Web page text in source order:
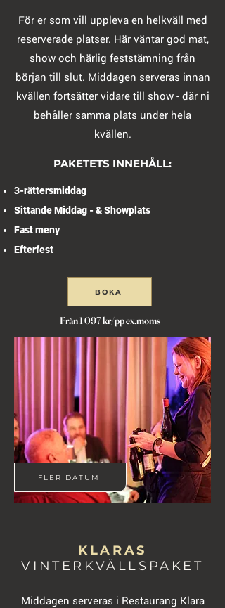
För er som vill uppleva en helkväll med
reserverade platser. Här väntar god mat,
show och härlig feststämning från
början till slut. Middagen serveras innan
kvällen fortsätter vidare till show - där ni
behåller samma plats under hela
kvällen.
PAKETETS INNEHÅLL:
3-rättersmiddag
Sittande Middag - & Showplats
Fast meny
Efterfest
BOKA
Från 1 097 kr/pp ex.moms
FLER DATUM
KLARAS
VINTERKVÄLLSPAKET
Middagen serveras i Restaurang Klara